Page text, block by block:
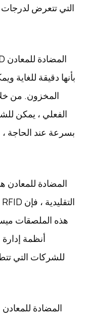
التي تتعرض
بأنها دقيقة للغاية
المخزون. من
الفعلي ، يمكن
بسرعة عند الحاجة
هذه الملصقات
أنظمة إدارة
للشركات التي